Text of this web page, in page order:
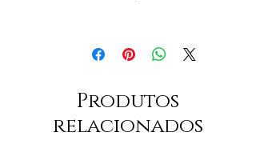
Produtos
relacionados